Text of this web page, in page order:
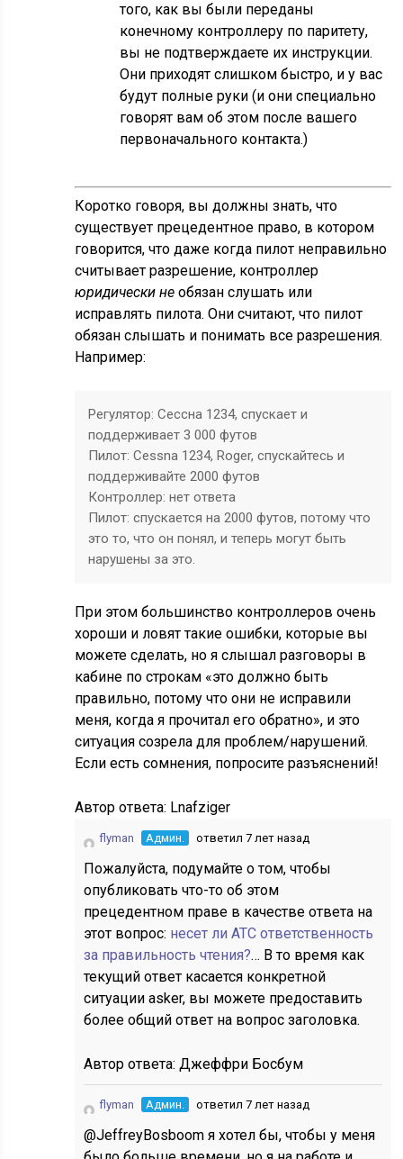
того, как вы были переданы
конечному контроллеру по паритету,
вы не подтверждаете их инструкции.
Они приходят слишком быстро, и у вас
будут полные руки (и они специально
говорят вам об этом после вашего
первоначального контакта.)
Коротко говоря, вы должны знать, что
существует прецедентное право, в котором
говорится, что даже когда пилот неправильно
считывает разрешение, контроллер
юридически необязан слушать или
исправлять пилота. Они считают, что пилот
обязан слышать и понимать все разрешения.
Например:
Регулятор: Сессна 1234, спускает и
поддерживает 3 000 футов
Пилот: Cessna 1234, Roger, спускайтесь и
поддерживайте 2000 футов
Контроллер: нет ответа
Пилот: спускается на 2000 футов, потому что
это то, что он понял, и теперь могут быть
нарушены за это.
При этом большинство контроллеров очень
хороши и ловят такие ошибки, которые вы
можете сделать, но я слышал разговоры в
кабине по строкам «это должно быть
правильно, потому что они не исправили
меня, когда я прочитал его обратно», и это
ситуация созрела для проблем/нарушений.
Если естьсомнения, попросите разъяснений!
Автор ответа: Lnafziger
flyman Админ. ответил 7 лет назад
Пожалуйста, подумайте о том, чтобы
опубликовать что-то об этом
прецедентном праве в качестве ответа на
этот вопрос: несет ли ATC ответственность
за правильность чтения?… В то время как
текущий ответ касается конкретной
ситуации asker, вы можете предоставить
более общий ответ на вопрос заголовка.
Автор ответа:Джеффри Босбум
flyman Админ. ответил 7 лет назад
@JeffreyBosboom я хотел бы, чтобы у меня